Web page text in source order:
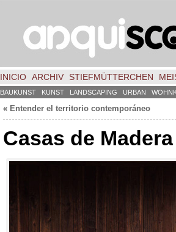
INICIO ARCHIV STIEFMÜTTERCHEN
BAUKUNST KUNST LANDSCAPING URBAN
« Entender el territorio contemporáneo
Casas de